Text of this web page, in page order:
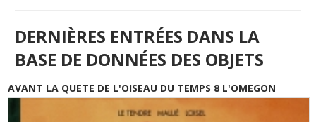
DERNIÈRES ENTRÉES DANS LA
BASE DE DONNÉES DES OBJETS
AVANT LA QUETE DE L'OISEAU DU TEMPS 8 L'OMEGON